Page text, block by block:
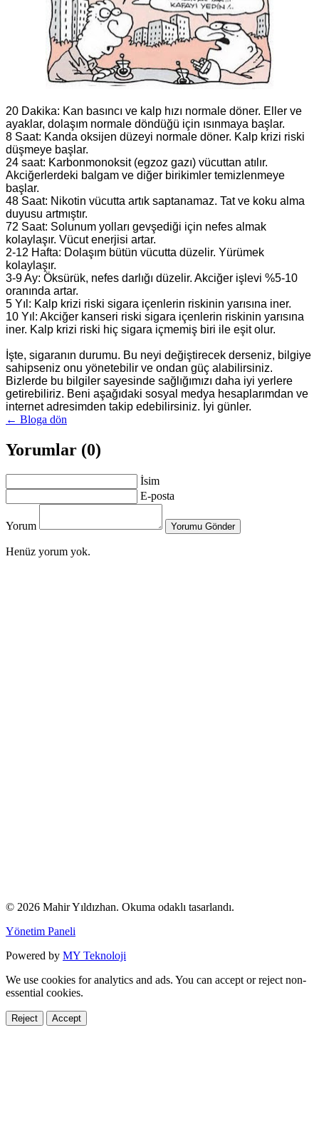
20 Dakika: Kan basıncı ve kalp hızı normale döner. Eller ve
ayaklar, dolaşım normale döndüğü için ısınmaya başlar.
8 Saat: Kanda oksijen düzeyi normale döner. Kalp krizi riski
düşmeye başlar.
24 saat: Karbonmonoksit (egzoz gazı) vücuttan atılır.
Akciğerlerdeki balgam ve diğer birikimler temizlenmeye
başlar.
48 Saat: Nikotin vücutta artık saptanamaz. Tat ve koku alma
duyusu artmıştır.
72 Saat: Solunum yolları gevşediği için nefes almak
kolaylaşır. Vücut enerjisi artar.
2-12 Hafta: Dolaşım bütün vücutta düzelir. Yürümek
kolaylaşır.
3-9 Ay: Öksürük, nefes darlığı düzelir. Akciğer işlevi %5-10
oranında artar.
5 Yıl: Kalp krizi riski sigara içenlerin riskinin yarısına iner.
10 Yıl: Akciğer kanseri riski sigara içenlerin riskinin yarısına
iner. Kalp krizi riski hiç sigara içmemiş biri ile eşit olur.
İşte, sigaranın durumu. Bu neyi değiştirecek derseniz, bilgiye
sahipseniz onu yönetebilir ve ondan güç alabilirsiniz.
Bizlerde bu bilgiler sayesinde sağlığımızı daha iyi yerlere
getirebiliriz. Beni aşağıdaki sosyal medya hesaplarımdan ve
internet adresimden takip edebilirsiniz. İyi günler.
← Bloga dön
Yorumlar (0)
İsim
E-posta
Yorum Yorumu Gönder
Henüz yorum yok.
© 2026 Mahir Yıldızhan. Okuma odaklı tasarlandı.
Yönetim Paneli
Powered by MY Teknoloji
We use cookies for analytics and ads. You can accept or reject non-
essential cookies.
Reject Accept